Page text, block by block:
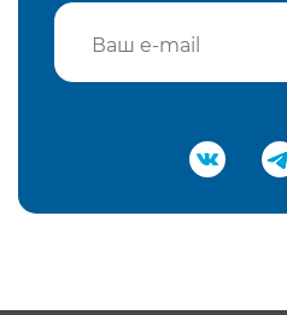
Подтвердить e-mail